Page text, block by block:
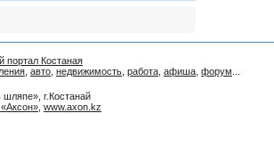
портал Костаная
авто недвижимость работа афиша форум
г.Костанай
www.axon.kz